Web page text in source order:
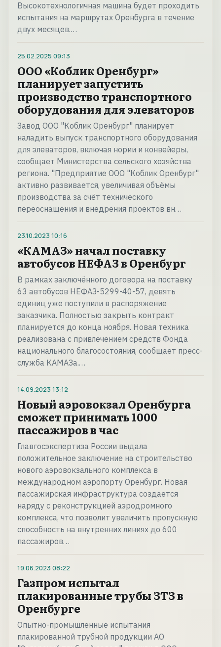
Высокотехнологичная машина будет проходить
испытания на маршрутах Оренбурга в течение
двух месяцев.…
25.02.2025 09:13
ООО «Коблик Оренбург»
планирует запустить
производство транспортного
оборудования для элеваторов
Завод ООО "Коблик Оренбург" планирует
наладить выпуск транспортного оборудования
для элеваторов, включая нории и конвейеры,
сообщает Министерства сельского хозяйства
региона. "Предприятие ООО "Коблик Оренбург"
активно развивается, увеличивая объёмы
производства за счёт технического
переоснащения и внедрения проектов вн…
23.10.2023 10:16
«КАМАЗ» начал поставку
автобусов НЕФАЗ в Оренбург
В рамках заключённого договора на поставку
63 автобусов НЕФАЗ-5299-40-57, девять
единиц уже поступили в распоряжение
заказчика. Полностью закрыть контракт
планируется до конца ноября. Новая техника
реализована с привлечением средств Фонда
национального благосостояния, сообщает пресс-
служба КАМАЗа.…
14.09.2023 13:12
Новый аэровокзал Оренбурга
сможет принимать 1000
пассажиров в час
Главгосэкспертиза России выдала
положительное заключение на строительство
нового аэровокзального комплекса в
международном аэропорту Оренбург. Новая
пассажирская инфраструктура создается
наряду с реконструкцией аэродромного
комплекса, что позволит увеличить пропускную
способность на внутренних линиях до 600
пассажиров…
19.06.2023 08:22
Газпром испытал
плакированные трубы ЗТЗ в
Оренбурге
Опытно-промышленные испытания
плакированной трубной продукции АО